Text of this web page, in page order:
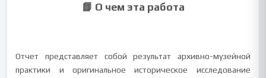
📘 О чем эта работа
Отчет представляет собой результат архивно-музейной
практики и оригинальное историческое исследование